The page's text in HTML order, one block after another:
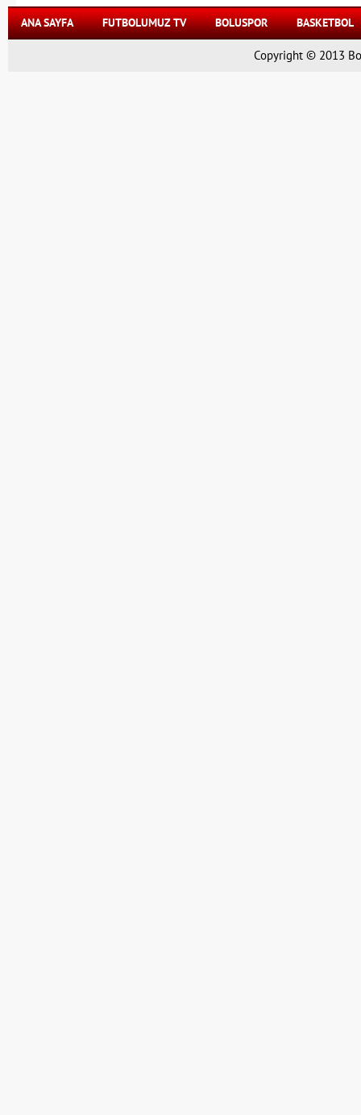
ANA SAYFA FUTBOLUMUZ TV BOLUSPOR BASKETBOL
Copyright © 2013